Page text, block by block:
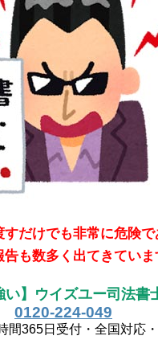
だけでも非常に危険
も数多く出てきていま
い】ウイズユー司法書
0120-224-049
間365日受付・全国対応